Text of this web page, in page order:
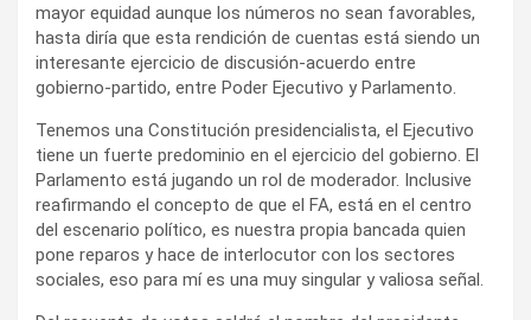
mayor equidad aunque los números no sean favorables,
hasta diría que esta rendición de cuentas está siendo un
interesante ejercicio de discusión-acuerdo entre
gobierno-partido, entre Poder Ejecutivo y Parlamento.
Tenemos una Constitución presidencialista, el Ejecutivo
tiene un fuerte predominio en el ejercicio del gobierno. El
Parlamento está jugando un rol de moderador. Inclusive
reafirmando el concepto de que el FA, está en el centro
del escenario político, es nuestra propia bancada quien
pone reparos y hace de interlocutor con los sectores
sociales, eso para mí es una muy singular y valiosa señal.